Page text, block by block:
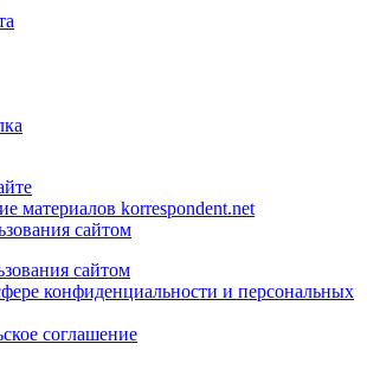
материалов korrespondent.net
сайтом
сайтом
конфиденциальности и персональных
соглашение